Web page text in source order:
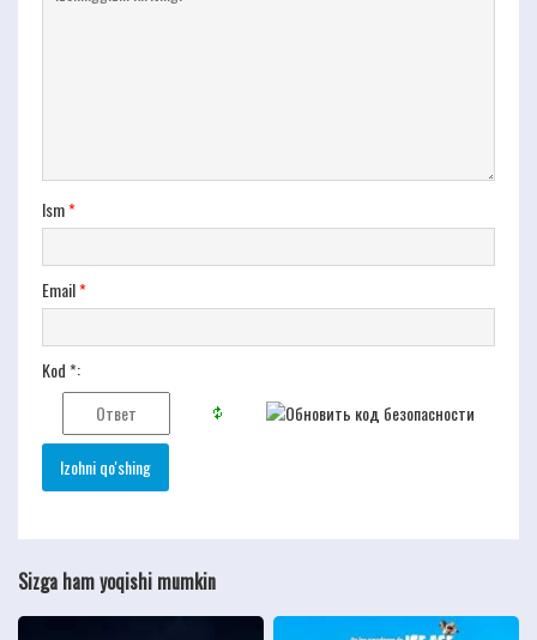
Ism*
Email*
Kod *:
Sizga ham yoqishi mumkin